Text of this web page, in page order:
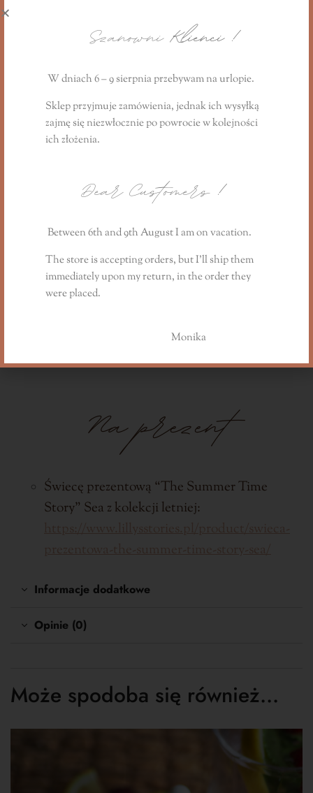
Zapach do samochodu “Raspberry
Lemonade
” z kolekcji
letniej: https://www.lillysstories.pl/product/za
Dyfuzor zapachowy do domu “Raspberry
Lemonade
” z kolekcji letniej:
Wosk zapachowy do kominka “Raspberry
https://www.lillysstories.pl/product/wosk-
zapachowy-raspberry-lemonade/
Olejek zapachowy “Raspberry Lemonade
https://www.lillysstories.pl/product/olejek-
Na prezent
Świecę prezentową “The Summer Time
Story” Sea z kolekcji letniej:
Informacje dodatkowe
Opinie (0)
Może spodoba się również…
SzanowniKlienci !
W dniach 6 – 9 sierpnia przebywam na urlopie.
Sklep przyjmuje zamówienia, jednak ich wysyłką
zajmę się niezwłoczniepo powrociew kolejności
ich złożenia.
Dear Customers!
Between 6th and 9th August I am on vacation.
The store is accepting orders, but I’ll ship them
immediately upon my return, in the order they
were placed.
Monika